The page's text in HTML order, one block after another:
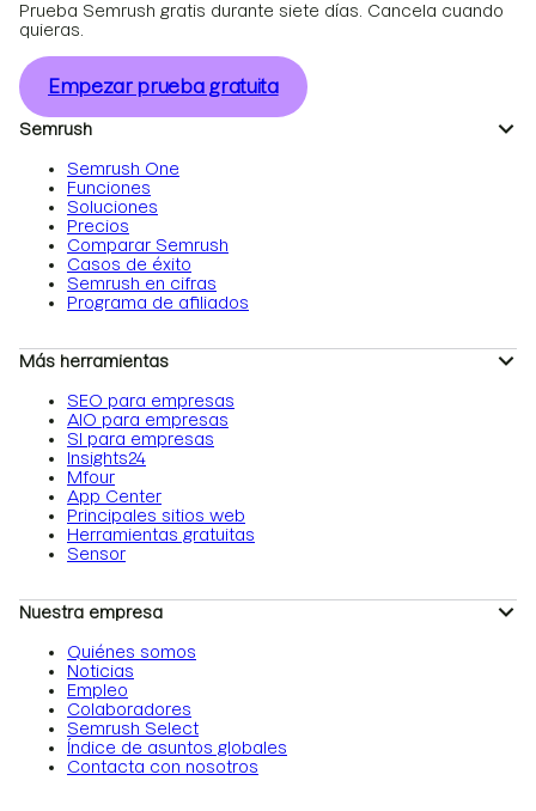
Prueba Semrush gratis durante siete días. Cancela cuando
quieras.
Empezar prueba gratuita
Semrush
Semrush One
Funciones
Soluciones
Precios
Comparar Semrush
Casos de éxito
Semrush en cifras
Programa de afiliados
Más herramientas
SEO para empresas
AIO para empresas
SI para empresas
Insights24
Mfour
App Center
Principales sitios web
Herramientas gratuitas
Sensor
Nuestra empresa
Quiénes somos
Noticias
Empleo
Colaboradores
Semrush Select
Índice de asuntos globales
Contacta con nosotros